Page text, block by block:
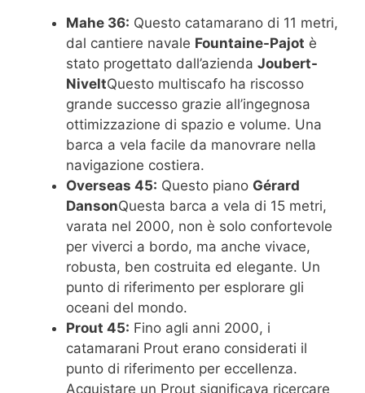
Mahe 36: Questo catamarano di 11 metri,
dal cantiere navale Fountaine-Pajot è
stato progettato dall’azienda Joubert-
NiveltQuesto multiscafo ha riscosso
grande successo grazie all’ingegnosa
ottimizzazione di spazio e volume. Una
barca a vela facile da manovrare nella
navigazione costiera.
Overseas 45: Questo piano Gérard
DansonQuesta barca a vela di 15 metri,
varata nel 2000, non è solo confortevole
per viverci a bordo, ma anche vivace,
robusta, ben costruita ed elegante. Un
punto di riferimento per esplorare gli
oceani del mondo.
Prout 45: Fino agli anni 2000, i
catamarani Prout erano considerati il ​​
punto di riferimento per eccellenza.
Acquistare un Prout significava ricercare